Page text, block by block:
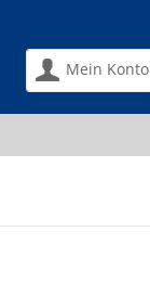
Mein Konto